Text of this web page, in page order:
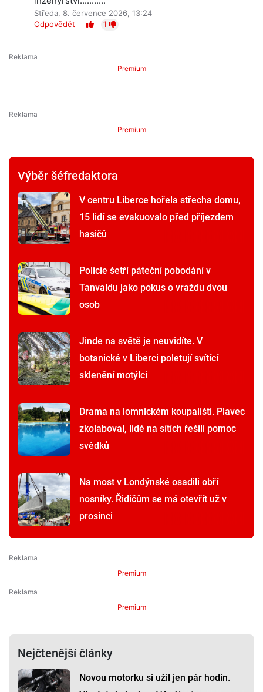
Středa, 8. července 2026, 13:24
Odpovědět
1
Premium
Premium
Výběr šéfredaktora
V centru Liberce hořela střecha domu,
15 lidí se evakuovalo před příjezdem
hasičů
Policie šetří páteční pobodání v
Tanvaldu jako pokus o vraždu dvou
osob
Jinde na světě je neuvidíte. V
botanické v Liberci poletují svítící
sklenění motýlci
Drama na lomnickém koupališti. Plavec
zkolaboval, lidé na sítích řešili pomoc
svědků
Na most v Londýnské osadili obří
nosníky. Řidičům se má otevřít už v
prosinci
Premium
Premium
Nejčtenější články
Novou motorku si užil jen pár hodin.